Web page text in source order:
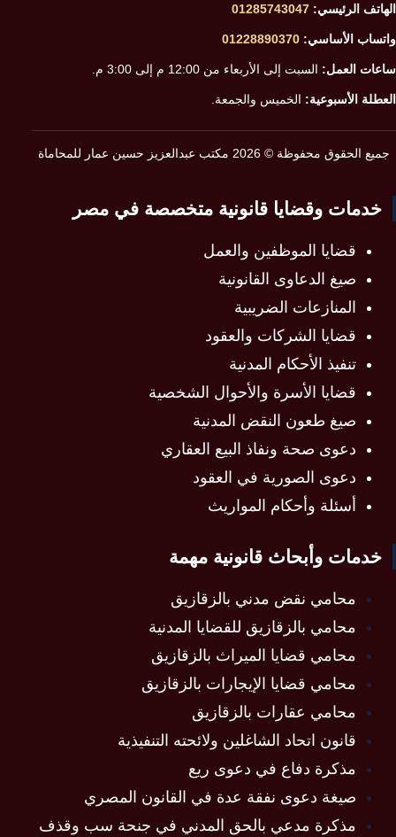
الهاتف الرئيسي: 01285743047
واتساب الأساسي: 01228890370
ساعات العمل: السبت إلى الأربعاء من 12:00 م إلى 3:00 م.
العطلة الأسبوعية: الخميس والجمعة.
جميع الحقوق محفوظة © 2026 مكتب عبدالعزيز حسين عمار للمحاماة
خدمات وقضايا قانونية متخصصة في مصر
قضايا الموظفين والعمل
صيغ الدعاوى القانونية
المنازعات الضريبية
قضايا الشركات والعقود
تنفيذ الأحكام المدنية
قضايا الأسرة والأحوال الشخصية
صيغ طعون النقض المدنية
دعوى صحة ونفاذ البيع العقاري
دعوى الصورية في العقود
أسئلة وأحكام المواريث
خدمات وأبحاث قانونية مهمة
محامي نقض مدني بالزقازيق
محامي بالزقازيق للقضايا المدنية
محامي قضايا الميراث بالزقازيق
محامي قضايا الإيجارات بالزقازيق
محامي عقارات بالزقازيق
قانون اتحاد الشاغلين ولائحته التنفيذية
مذكرة دفاع في دعوى ريع
صيغة دعوى نفقة عدة في القانون المصري
مذكرة مدعي بالحق المدني في جنحة سب وقذف